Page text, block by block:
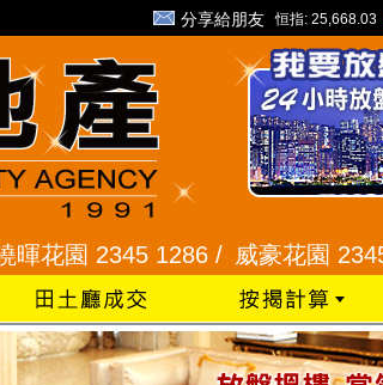
分享給朋友 恒指: 25,668.03
花園 2345 1286 /威豪花園 2345